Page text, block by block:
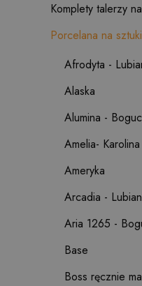
Komplety talerzy
Porcelana na sztuki
Afrodyta -
Alaska
Alumina -
Amelia- Karolina
Ameryka
Arcadia -
Aria 1265 -
Base
Boss ręcznie